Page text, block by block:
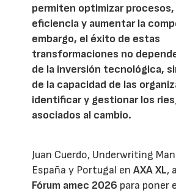
permiten optimizar procesos,
eficiencia y aumentar la
embargo, el éxito de estas
transformaciones no
de la inversión tecnológica,
de la capacidad de las
identificar y gestionar los
asociados al cambio.
Juan Cuerdo, Underwriting
España y Portugal enAXA XL,
Fórum amec 2026 para poner